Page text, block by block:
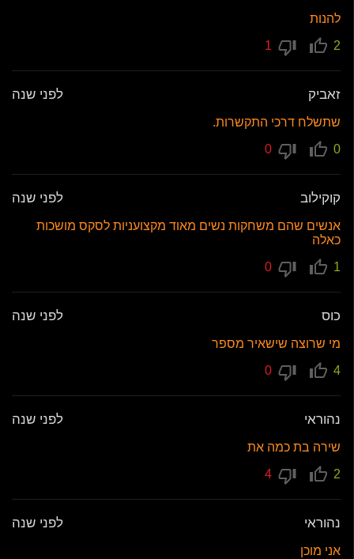
להנות
2
זאביק לפני שנה
שתשלח דרכי התקשרות.
0
קוקילוב לפני שנה
אנשים שהם משחקות נשים מאוד מקצועניות לסקס מושכות
כאלה
1
כוס לפני שנה
מי שרוצה שישאיר מספר
4
נהוראי לפני שנה
שירה בת כמה את
2
נהוראי לפני שנה
אני מוכן